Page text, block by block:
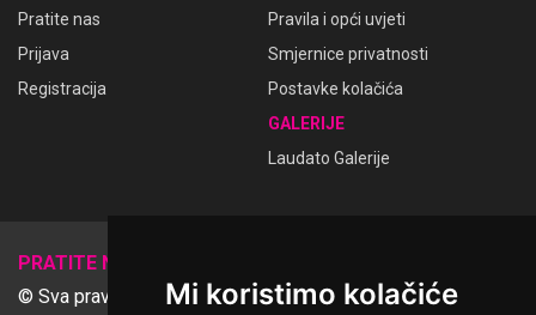
Mi koristimo kolačiće
Pratite nas
Prijava
Registracija
Pravila i opći uvjeti
Smjernice privatnosti
Postavke kolačića
GALERIJE
Laudato Galerije
PRATITE NAS
© Sva prava pridržana Udruga Ime dobrote